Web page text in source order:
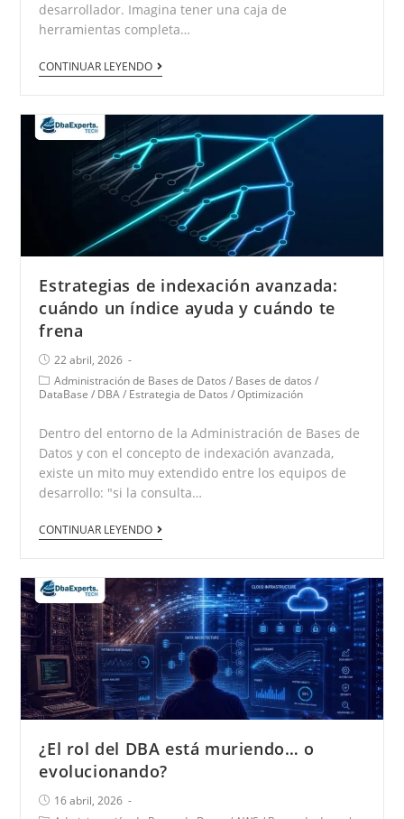
desarrollador. Imagina tener una caja de
herramientas completa…
CONTINUAR LEYENDO
Estrategias de indexación avanzada:
cuándo un índice ayuda y cuándo te
frena
22 abril, 2026
Administración de Bases de Datos / Bases de datos /
DataBase / DBA/ Estrategia de Datos /Optimización
Dentro del entorno de la Administración de Bases de
Datos y con el concepto de indexación avanzada,
existe un mito muy extendido entre los equipos de
desarrollo: "si la consulta…
CONTINUAR LEYENDO
¿El rol del DBA está muriendo… o
evolucionando?
16 abril, 2026